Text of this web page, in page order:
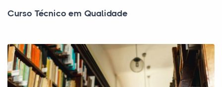
Curso Técnico em Qualidade